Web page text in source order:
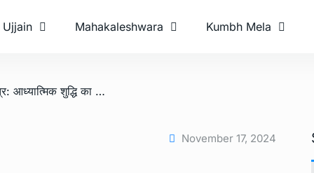
Ujjain Mahakaleshwara Kumbh Mela
/ कुंभ मेला में स्नान का शास्त्र: आध्यात्मिक शुद्धि का मार्ग
November 17, 2024